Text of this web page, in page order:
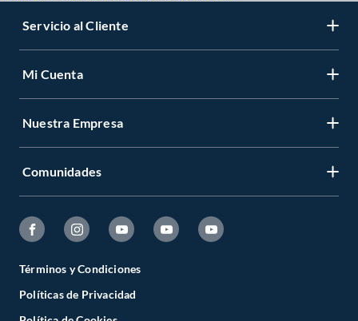
Servicio al Cliente
Mi Cuenta
Nuestra Empresa
Comunidades
Términos y Condiciones
Políticas de Privacidad